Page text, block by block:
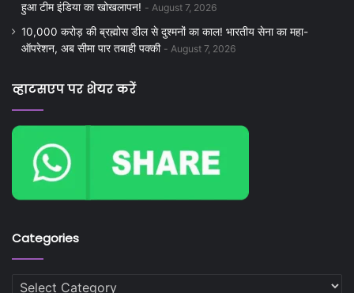
हुआ टीम इंडिया का खोखलापन!
August 7, 2026
10,000 करोड़ की ब्रह्मोस डील से दुश्मनों का काल! भारतीय सेना का महा-
ऑपरेशन, अब सीमा पार तबाही पक्की
August 7, 2026
व्हाटसएप पर शेयर करें
Categories
Categories